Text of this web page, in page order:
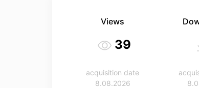
Views
39
acquisition date
8.08.2026